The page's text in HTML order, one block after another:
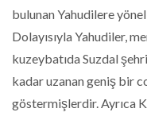
bulunan Yahudilere
Dolayısıyla Yahudiler,
kuzeybatıda Suzdal
kadar uzanan geniş bir
göstermişlerdir. Ayrıca